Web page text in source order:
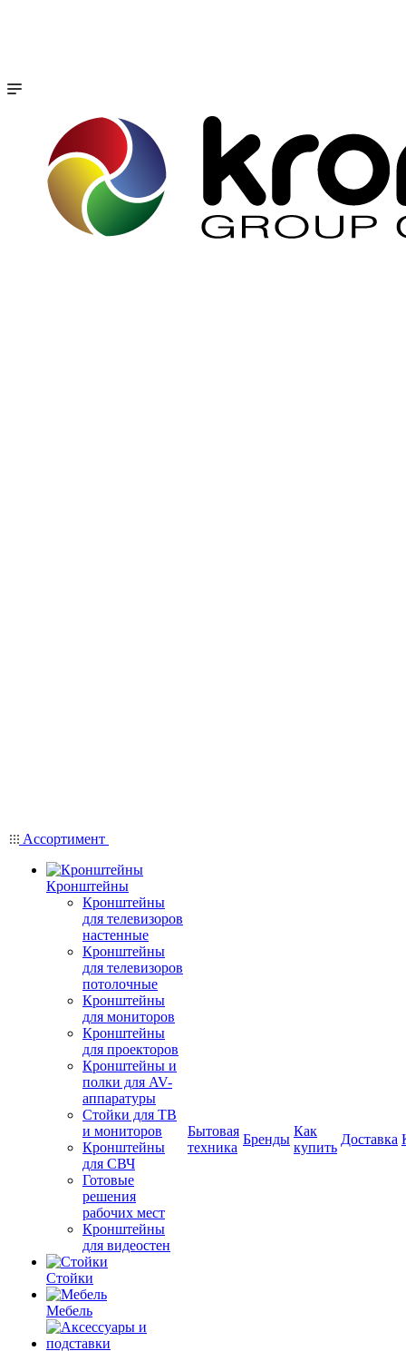
Ассортимент
Кронштейны
Кронштейны
для телевизоров
настенные
Кронштейны
для телевизоров
потолочные
Кронштейны
для мониторов
Кронштейны
для проекторов
Кронштейны и
полки для AV-
аппаратуры
Стойки для ТВ
и мониторов
Кронштейны
для СВЧ
Готовые
решения
рабочих мест
Кронштейны
для видеостен
Стойки
Мебель
Бытовая
техника
Бренды
Как
купить
Доставка